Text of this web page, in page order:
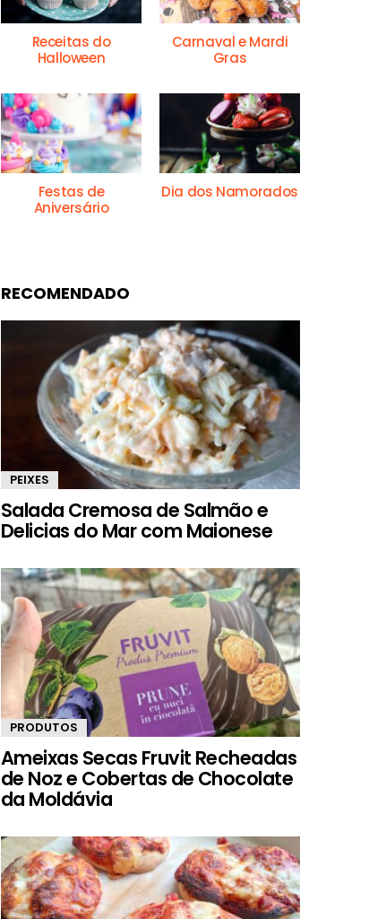
Receitas do
Halloween
Carnaval e Mardi
Gras
Festas de
Aniversário
Dia dos Namorados
RECOMENDADO
PEIXES
Salada Cremosa de Salmão e
Delicias do Mar com Maionese
PRODUTOS
Ameixas Secas Fruvit Recheadas
de Noz e Cobertas de Chocolate
da Moldávia